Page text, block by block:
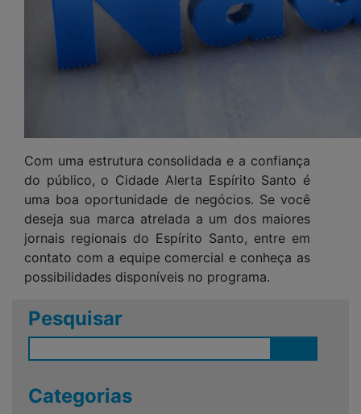
Com uma estrutura consolidada e a confiança
do público, o Cidade Alerta Espírito Santo é
uma boa oportunidade de negócios. Se você
deseja sua marca atrelada a um dos maiores
jornais regionais do Espírito Santo, entre em
contato com a equipe comercial e conheça as
possibilidades disponíveis no programa.
Pesquisar
Categorias